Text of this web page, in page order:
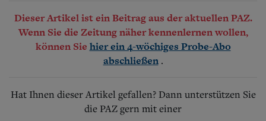
Dieser Artikel ist ein Beitrag aus der aktuellen PAZ.
Wenn Sie die Zeitung näher kennenlernen wollen,
können Sie hier ein 4-wöchiges Probe-Abo
abschließen .
Hat Ihnen dieser Artikel gefallen? Dann unterstützen Sie
die PAZ gern mit einer